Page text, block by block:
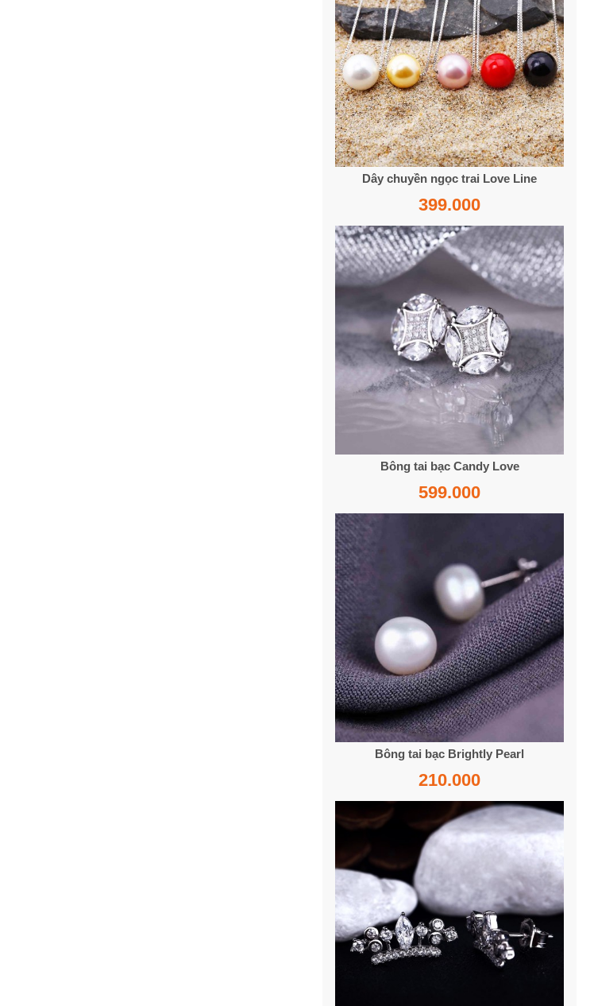
Dây chuyền ngọc trai Love Line
399.000
Bông tai bạc Candy Love
599.000
Bông tai bạc Brightly Pearl
210.000